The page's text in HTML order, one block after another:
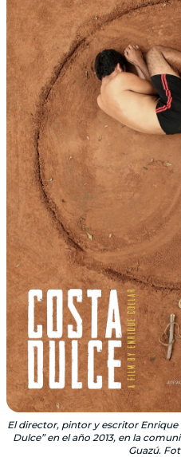
El director, pintor y escritor Enrique
Dulce” en el año 2013, en la
Guazú.